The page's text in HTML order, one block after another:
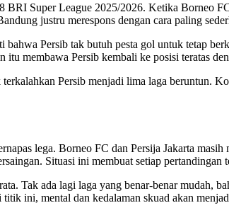
Super League 2025/2026. Ketika Borneo
justru merespons dengan cara paling
Persib tak butuh pesta gol untuk tetap
itu membawa Persib kembali ke posisi teratas
Persib menjadi lima laga beruntun.
lega. Borneo FC dan Persija Jakarta
Situasi ini membuat setiap
Tak ada lagi laga yang benar-benar mudah,
ini, mental dan kedalaman skuad akan